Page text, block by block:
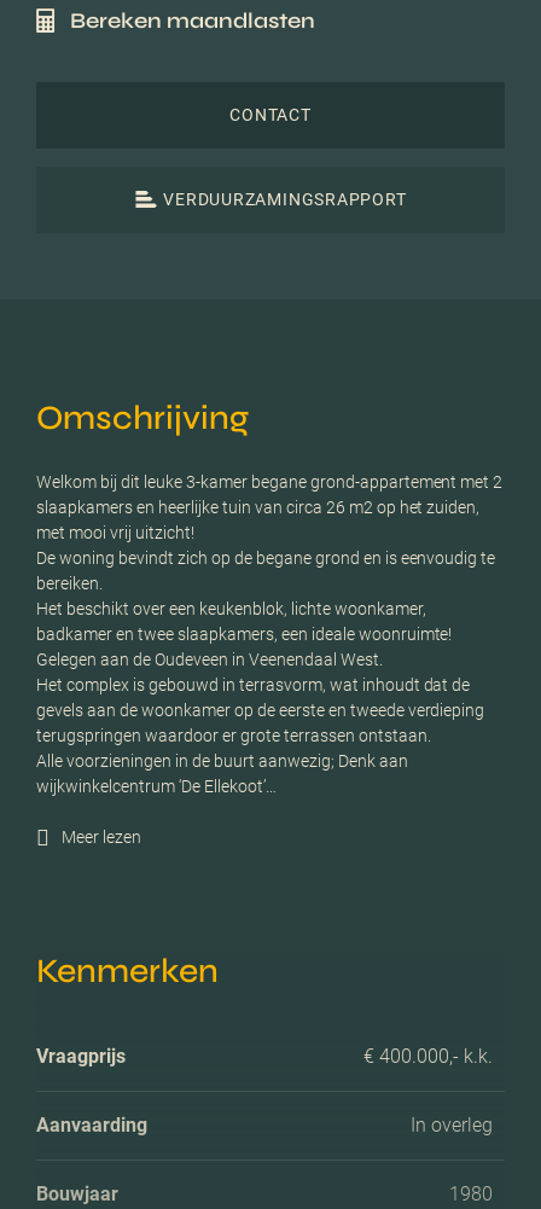
Bereken maandlasten
CONTACT
VERDUURZAMINGSRAPPORT
Omschrijving
Welkom bij dit leuke 3-kamer begane grond-appartement met 2
slaapkamers en heerlijke tuin van circa 26 m2 op het zuiden,
met mooi vrij uitzicht!
De woning bevindt zich op de begane grond en is eenvoudig te
bereiken.
Het beschikt over een keukenblok, lichte woonkamer,
badkamer en twee slaapkamers, een ideale woonruimte!
Gelegen aan de Oudeveen in Veenendaal West.
Het complex is gebouwd in terrasvorm, wat inhoudt dat de
gevels aan de woonkamer op de eerste en tweede verdieping
terugspringen waardoor er grote terrassen ontstaan.
Alle voorzieningen in de buurt aanwezig; Denk aan
wijkwinkelcentrum ‘De Ellekoot’…
Meer lezen
Kenmerken
Vraagprijs € 400.000,- k.k.
Aanvaarding In overleg
Bouwjaar 1980